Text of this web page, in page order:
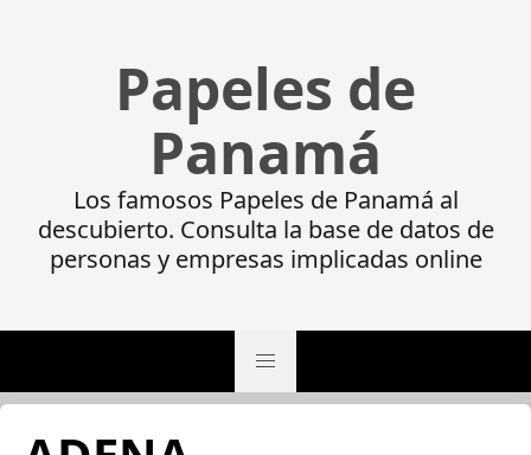
Papeles de
Panamá
Los famosos Papeles de Panamá al
descubierto. Consulta la base de datos de
personas y empresas implicadas online